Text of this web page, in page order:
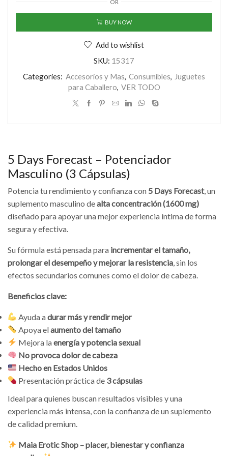
Masculino
(3
Cápsulas)
cantidad
OR
BUY NOW
Add to wishlist
SKU: 15317
Categories: Accesorios y Mas, Consumibles, Juguetes
para Caballero, VER TODO
5 Days Forecast – Potenciador
Masculino (3 Cápsulas)
Potencia tu rendimiento y confianza con 5 Days Forecast, un
suplemento masculino dealta concentración (1600 mg)
diseñado para apoyar una mejor experiencia íntima de forma
segura y efectiva.
Su fórmula está pensada para incrementar el tamaño,
prolongar el desempeño y mejorar la resistencia, sin los
efectos secundarios comunes como el dolor de cabeza.
Beneficios clave:
Ayuda adurar más y rendir mejor
Apoya elaumento del tamaño
Mejora laenergía y potencia sexual
No provoca dolor de cabeza
Hecho en Estados Unidos
Presentación práctica de 3 cápsulas
Ideal para quienes buscan resultados visibles y una
experiencia más intensa, con la confianza de un suplemento
de calidad premium.
Maia Erotic Shop – placer, bienestar y confianza